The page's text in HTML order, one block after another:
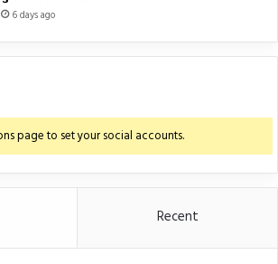
6 days ago
page to set your social accounts.
Recent